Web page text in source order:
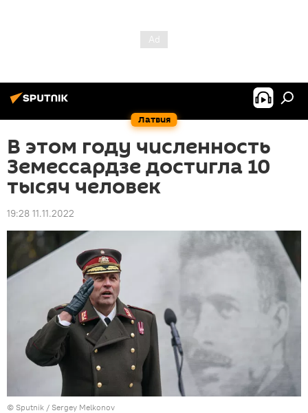
Латвия
В этом году численность
Земессардзе достигла 10
тысяч человек
19:28 11.11.2022
© Sputnik / Sergey Melkonov